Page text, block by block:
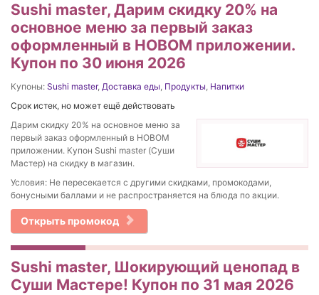
Sushi master, Дарим скидку 20% на
основное меню за первый заказ
оформленный в НОВОМ приложении.
Купон по 30 июня 2026
Купоны: Sushi master, Доставка еды, Продукты, Напитки
Срок истек, но может ещё действовать
Дарим скидку 20% на основное меню за
первый заказ оформленный в НОВОМ
приложении. Купон Sushi master (Суши
Мастер) на скидку в магазин.
Условия: Не пересекается с другими скидками, промокодами,
бонусными баллами и не распространяется на блюда по акции.
Открыть промокод
Sushi master, Шокирующий ценопад в
Суши Мастере! Купон по 31 мая 2026